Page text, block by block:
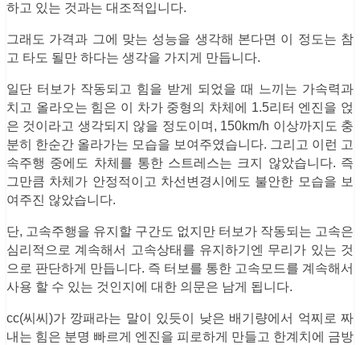
하고 있는 것과는 대조적입니다.
그래도 가격과 그에 맞는 성능을 생각해 본다면 이 정도는 참
고 타도 될만 하다는 생각을 가지게 만듭니다.
일단 터보가 작동되고 힘을 받게 되었을 때 느끼는 가속력과
치고 올라오는 힘은 이 차가 중형의 차체에 1.5리터 엔진을 얹
은 것이라고 생각되지 않을 정도이며, 150km/h 이상까지도 충
분히 한순간 올라가는 모습을 보여주였습니다. 그리고 이런 고
속주행 중에도 차체를 통한 스트레스는 크지 않았습니다. 즉
그만큼 차체가 안정적이고 차선변경시에도 불안한 모습을 보
여주진 않았습니다.
단, 고속주행을 유지할 구간도 없지만 터보가 작동되는 고속은
심리적으로 계속해서 고속상태를 유지하기엔 무리가 있는 것
으로 판단하게 만듭니다. 즉 터보를 통한 고속모드를 계속해서
사용 할 수 있는 것인지에 대한 의문은 남게 됩니다.
cc(씨씨)가 깡패라는 말이 있듯이 낮은 배기량에서 억찌로 짜
내는 힘은 분명 빠르게 엔진을 피로하게 만들고 한계치에 금방